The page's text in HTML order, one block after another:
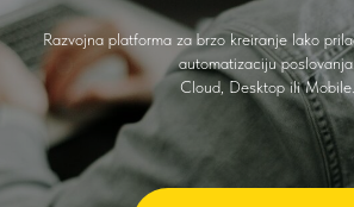
Razvojna platforma za brzo kreiranje lako
automatizaciju
Cloud, Desktop ili Mobile.